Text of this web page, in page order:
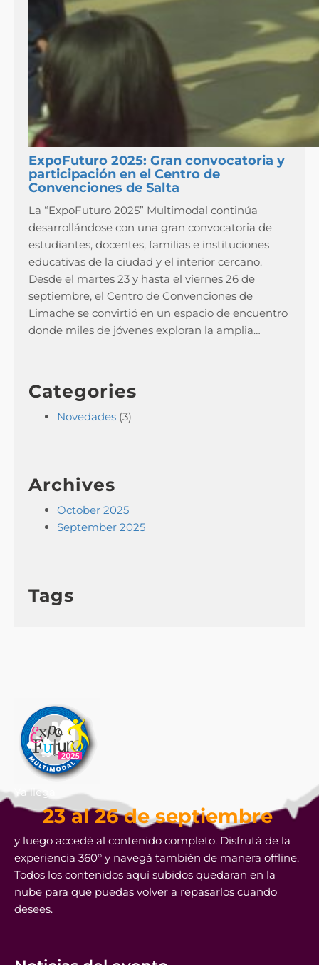
ExpoFuturo 2025: Gran convocatoria y
participación en el Centro de
Convenciones de Salta
La “ExpoFuturo 2025” Multimodal continúa
desarrollándose con una gran convocatoria de
estudiantes, docentes, familias e instituciones
educativas de la ciudad y el interior cercano.
Desde el martes 23 y hasta el viernes 26 de
septiembre, el Centro de Convenciones de
Limache se convirtió en un espacio de encuentro
donde miles de jóvenes exploran la amplia…
Categories
Novedades (3)
Archives
October 2025
September 2025
Tags
Ya llega
23 al 26 de septiembre
y luego accedé al contenido completo. Disfrutá de la
experiencia 360° y navegá también de manera offline.
Todos los contenidos aquí subidos quedaran en la
nube para que puedas volver a repasarlos cuando
desees.